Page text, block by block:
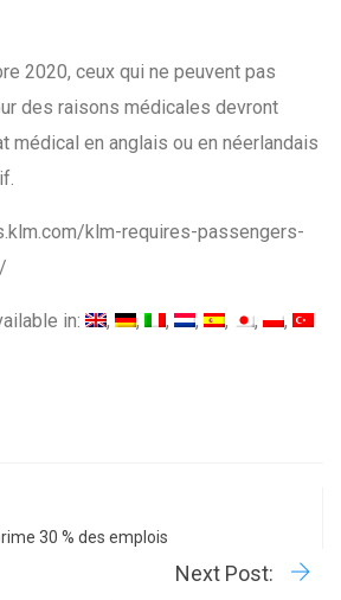
2020, ceux qui ne peuvent pas
des raisons médicales devront
médical en anglais ou en néerlandais
klm-requires-passengers-
in:
30 % des emplois
Next Post: